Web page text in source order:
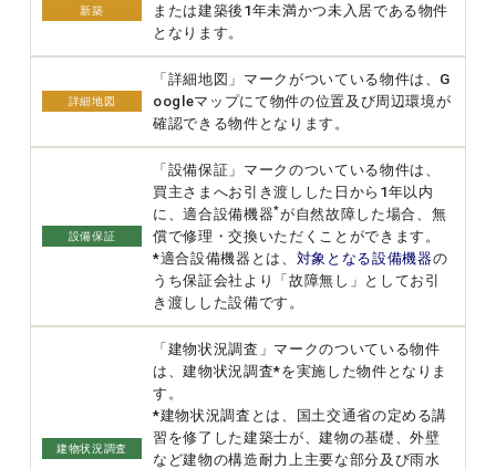
新築
または建築後1年未満かつ未入居である物件
となります。
詳細地図
「詳細地図」マークがついている物件は、G
oogleマップにて物件の位置及び周辺環境が
確認できる物件となります。
設備保証
「設備保証」マークのついている物件は、
買主さまへお引き渡しした日から1年以内
に、適合設備機器*が自然故障した場合、無
償で修理・交換いただくことができます。
*適合設備機器とは、 対象となる設備機器の
うち保証会社より「故障無し」としてお引
き渡しした設備です。
建物状況調査
「建物状況調査」マークのついている物件
は、建物状況調査*を実施した物件となりま
す。
*建物状況調査とは、国土交通省の定める講
習を修了した建築士が、建物の基礎、外壁
など建物の構造耐力上主要な部分及び雨水